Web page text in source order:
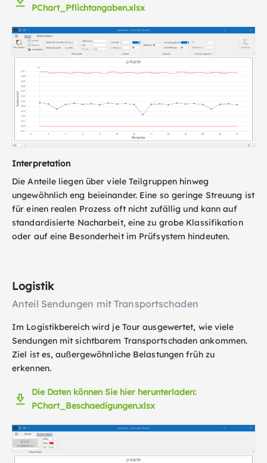
PChart_Pflichtangaben.xlsx
Interpretation
Die Anteile liegen über viele Teilgruppen hinweg
ungewöhnlich eng beieinander. Eine so geringe Streuung ist
für einen realen Prozess oft nicht zufällig und kann auf
standardisierte Nacharbeit, eine zu grobe Klassifikation
oder auf eine Besonderheit im Prüfsystem hindeuten.
Logistik
Anteil Sendungen mit Transportschaden
Im Logistikbereich wird je Tour ausgewertet, wie viele
Sendungen mit sichtbarem Transportschaden ankommen.
Ziel ist es, außergewöhnliche Belastungen früh zu
erkennen.
Die Daten können Sie hier herunterladen:
PChart_Beschaedigungen.xlsx